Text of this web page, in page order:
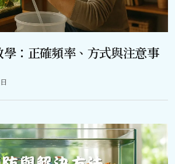
：正確頻率、方式與注意事